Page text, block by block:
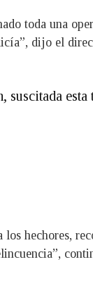
toda una
dijo el
esta
hechores,